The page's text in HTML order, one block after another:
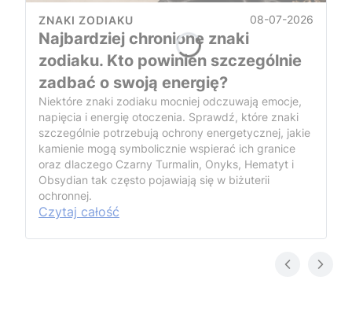
ZNAKI ZODIAKU 08-07-2026
Najbardziej chronione znaki
zodiaku. Kto powinien szczególnie
zadbać o swoją energię?
Niektóre znaki zodiaku mocniej odczuwają emocje,
napięcia i energię otoczenia. Sprawdź, które znaki
szczególnie potrzebują ochrony energetycznej, jakie
kamienie mogą symbolicznie wspierać ich granice
oraz dlaczego Czarny Turmalin, Onyks, Hematyt i
Obsydian tak często pojawiają się w biżuterii
ochronnej.
Czytaj całość